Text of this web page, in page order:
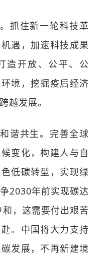
抓住新一轮科技革
遇，加速科技成果
造开放、公平、公
境，挖掘疫后经济
越发展。
谐共生。完善全球
变化，构建人与自
低碳转型，实现绿
2030年前实现碳达
，这需要付出艰苦
。中国将大力支持
发展，不再新建境